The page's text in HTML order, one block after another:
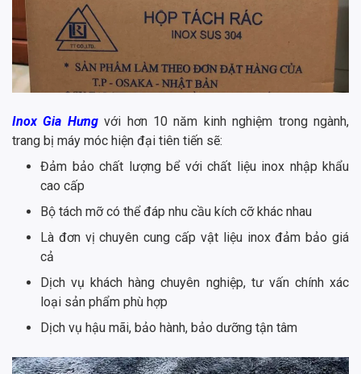
Inox Gia Hưngvới hơn 10 năm kinh nghiệm trong ngành,
trang bị máy móc hiện đại tiên tiến sẽ:
Đảm bảo chất lượng bể với chất liệu inox nhập khẩu
cao cấp
Bộ tách mỡ có thể đáp nhu cầu kích cỡ khác nhau
Là đơn vị chuyên cung cấp vật liệu inox đảm bảo giá
cả
Dịch vụ khách hàng chuyên nghiệp, tư vấn chính xác
loại sản phẩm phù hợp
Dịch vụ hậu mãi, bảo hành, bảo dưỡng tận tâm